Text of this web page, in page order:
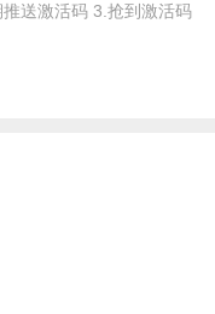
送激活码 3.抢到激活码